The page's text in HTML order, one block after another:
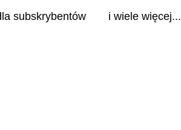
subskrybentów
i wiele więcej...